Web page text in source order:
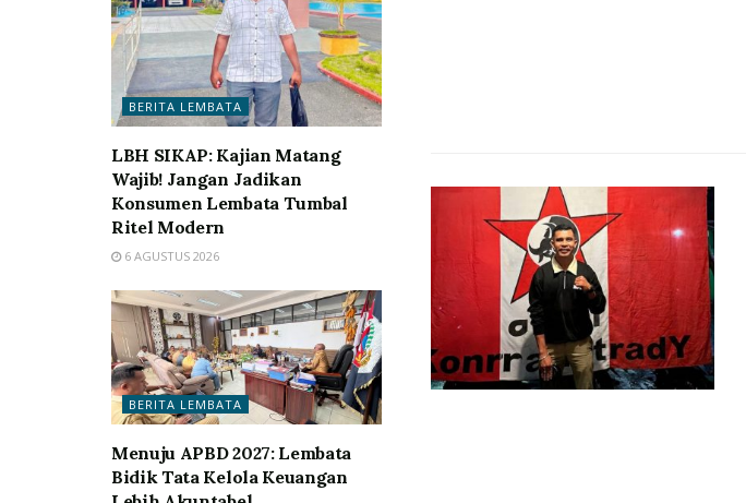
BERITA LEMBATA
LBH SIKAP: Kajian Matang
Wajib! Jangan Jadikan
Konsumen Lembata Tumbal
Ritel Modern
6 AGUSTUS 2026
BERITA LEMBATA
Menuju APBD 2027: Lembata
Bidik Tata Kelola Keuangan